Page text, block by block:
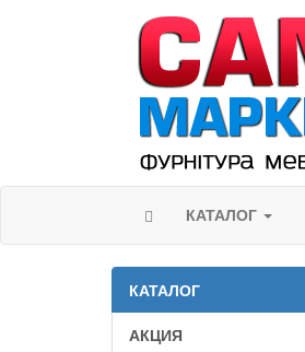
КАТАЛОГ
КАТАЛОГ
АКЦИЯ